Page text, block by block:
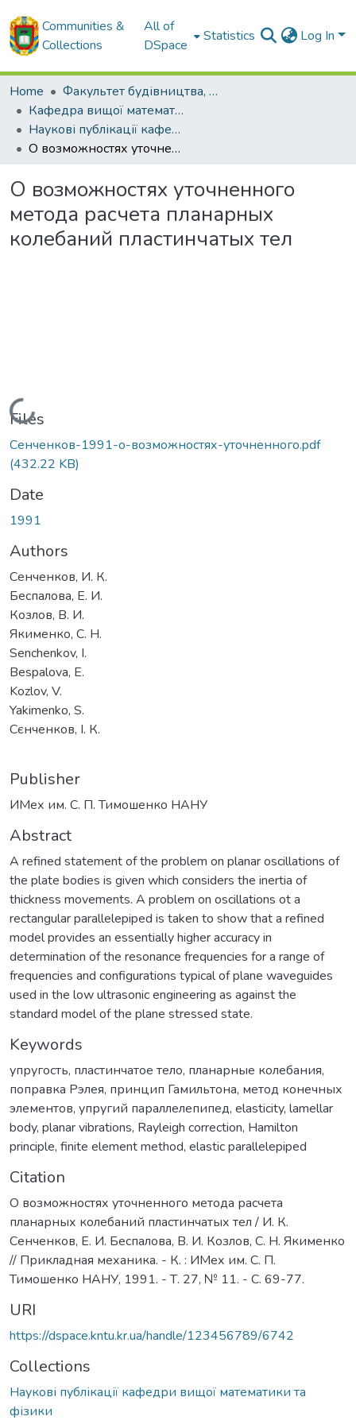
Communities &
Collections
All of
DSpace
Statistics Log In
Home
Факультет будівництва, транспорту та енергетики
Кафедра вищої математики та фізики
Наукові публікації кафедри вищої математики та фізики
О возможностях уточненного метода расчета планарных колебаний пластинчатых тел
О возможностях уточненного
метода расчета планарных
колебаний пластинчатых тел
Loading...
Files
Сенченков-1991-о-возможностях-уточненного.pdf
(432.22 KB)
Date
1991
Authors
Сенченков, И. К.
Беспалова, Е. И.
Козлов, В. И.
Якименко, С. Н.
Senchenkov, I.
Bespalova, E.
Kozlov, V.
Yakimenko, S.
Сєнченков, І. К.
Publisher
ИМех им. С. П. Тимошенко НАНУ
Abstract
A refined statement of the problem on planar oscillations of
the plate bodies is given which considers the inertia of
thickness movements. A problem on oscillations ot a
rectangular parallelepiped is taken to show that a refined
model provides an essentially higher accuracy in
determination of the resonance frequencies for a range of
frequencies and configurations typical of plane waveguides
used in the low ultrasonic engineering as against the
standard model of the plane stressed state.
Keywords
упругость, пластинчатое тело, планарные колебания,
поправка Рэлея, принцип Гамильтона, метод конечных
элементов, упругий параллелепипед, elasticity, lamellar
body, planar vibrations, Rayleigh correction, Hamilton
principle, finite element method, elastic parallelepiped
Citation
О возможностях уточненного метода расчета
планарных колебаний пластинчатых тел / И. К.
Сенченков, Е. И. Беспалова, В. И. Козлов, С. Н. Якименко
// Прикладная механика. - К. : ИМех им. С. П.
Тимошенко НАНУ, 1991. - Т. 27, № 11. - С. 69-77.
URI
https://dspace.kntu.kr.ua/handle/123456789/6742
Collections
Наукові публікації кафедри вищої математики та
фізики